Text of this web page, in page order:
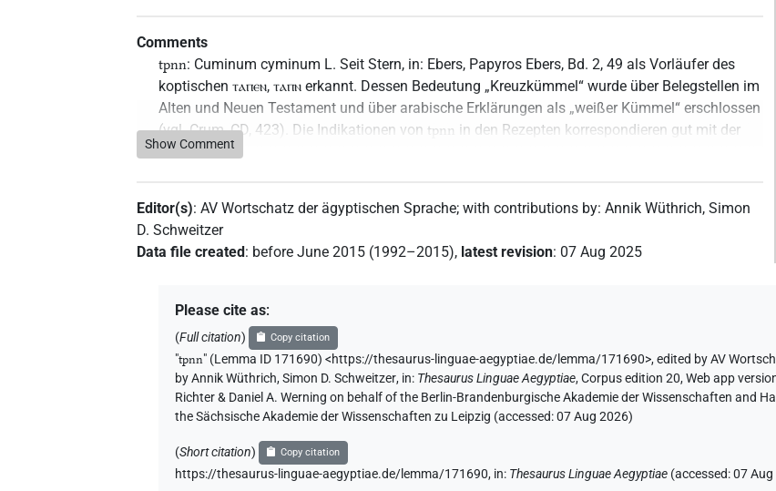
Comments
tpnn: Cuminum cyminum L. Seit Stern, in: Ebers, Papyros Ebers, Bd. 2, 49 als Vorläufer des
koptischen ⲧⲁⲡⲉⲛ, ⲧⲁⲡⲛ erkannt. Dessen Bedeutung „Kreuzkümmel“ wurde über Belegstellen im
Alten und Neuen Testament und über arabische Erklärungen als „weißer Kümmel“ erschlossen
(vgl. Crum, CD, 423). Die Indikationen von tpnn in den Rezepten korrespondieren gut mit der
pharmazeutischen Wirkung von Kreuzkümmel (Germer, Handbuch, 154).
Commentary author
2019 ,latest revision: 14 Jun 2022)
Show Comment
Editor(s):AV Wortschatz der ägyptischen Sprache;with contributions by:Annik Wüthrich,Simon
D. Schweitzer
Data file created: before June 2015 (1992–2015), latest revision: 07 Aug 2025
Please cite as:
(Full citation) Copy citation
"tpnn" (Lemma ID 171690) <https://thesaurus-linguae-aegyptiae.de/lemma/171690>,edited by AV
by Annik Wüthrich,Simon D. Schweitzer, in: Thesaurus Linguae Aegyptiae,Corpus edition 20, Web app
Richter & Daniel A. Werning on behalf of the Berlin-Brandenburgische Akademie der Wissenschaften and
the Sächsische Akademie der Wissenschaften zu Leipzig (accessed:07 Aug 2026)
(Short citation) Copy citation
https://thesaurus-linguae-aegyptiae.de/lemma/171690, in: Thesaurus Linguae Aegyptiae (accessed:07